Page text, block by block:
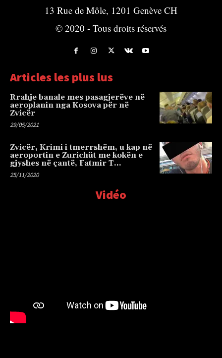
13 Rue de Môle, 1201 Genève CH
© 2020 - Tous droits réservés
Articles les plus lus
Rrahje banale mes pasagjerëve në
aeroplanin nga Kosova për në
Zvicër
29/05/2021
Zvicër, Krimi i tmerrshëm, u kap në
aeroportin e Zurichüt me kokën e
gjyshes në çantë, Fatmir T…
25/11/2020
Vidéo